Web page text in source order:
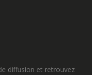
diffusion et retrouvez